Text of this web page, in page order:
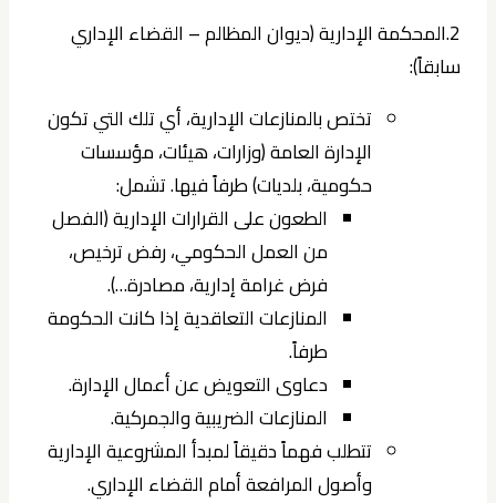
2.المحكمة الإدارية (ديوان المظالم – القضاء الإداري
سابقاً):
تختص بالمنازعات الإدارية، أي تلك التي تكون
الإدارة العامة (وزارات، هيئات، مؤسسات
حكومية، بلديات) طرفاً فيها. تشمل:
الطعون على القرارات الإدارية (الفصل
من العمل الحكومي، رفض ترخيص،
فرض غرامة إدارية، مصادرة…).
المنازعات التعاقدية إذا كانت الحكومة
طرفاً.
دعاوى التعويض عن أعمال الإدارة.
المنازعات الضريبية والجمركية.
تتطلب فهماً دقيقاً لمبدأ المشروعية الإدارية
وأصول المرافعة أمام القضاء الإداري.